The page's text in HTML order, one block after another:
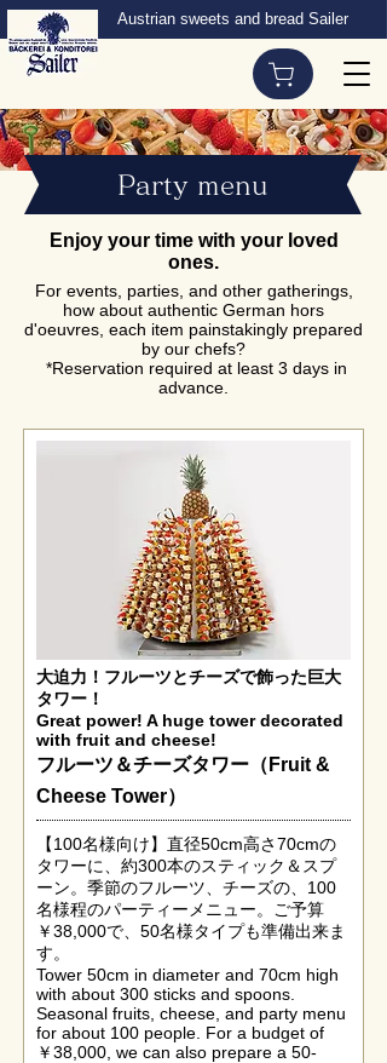
Austrian sweets and bread Sailer
Party menu
Enjoy your time with your loved
ones.
For events, parties, and other gatherings,
how about authentic German hors
d'oeuvres, each item painstakingly prepared
by our chefs?
​ *Reservation required at least 3 days in
advance.
大迫力！フルーツとチーズで飾った巨大
タワー！
Great power! A huge tower decorated
with fruit and cheese!
フルーツ＆チーズタワー（Fruit &
Cheese Tower）
【100名様向け】直径50cm高さ70cmの
タワーに、約300本のスティック＆スプ
ーン。季節のフルーツ、チーズの、100
名様程のパーティーメニュー。ご予算
￥38,000で、50名様タイプも準備出来ま
す。
Tower 50cm in diameter and 70cm high
with about 300 sticks and spoons.
Seasonal fruits, cheese, and party menu
for about 100 people. For a budget of
￥38,000, we can also prepare a 50-